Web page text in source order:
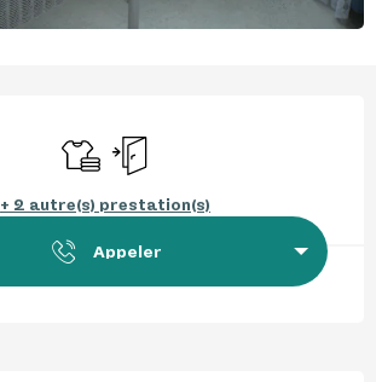
Draps et linge
Entrée indépendante
+ 2 autre(s) prestation(s)
Appeler